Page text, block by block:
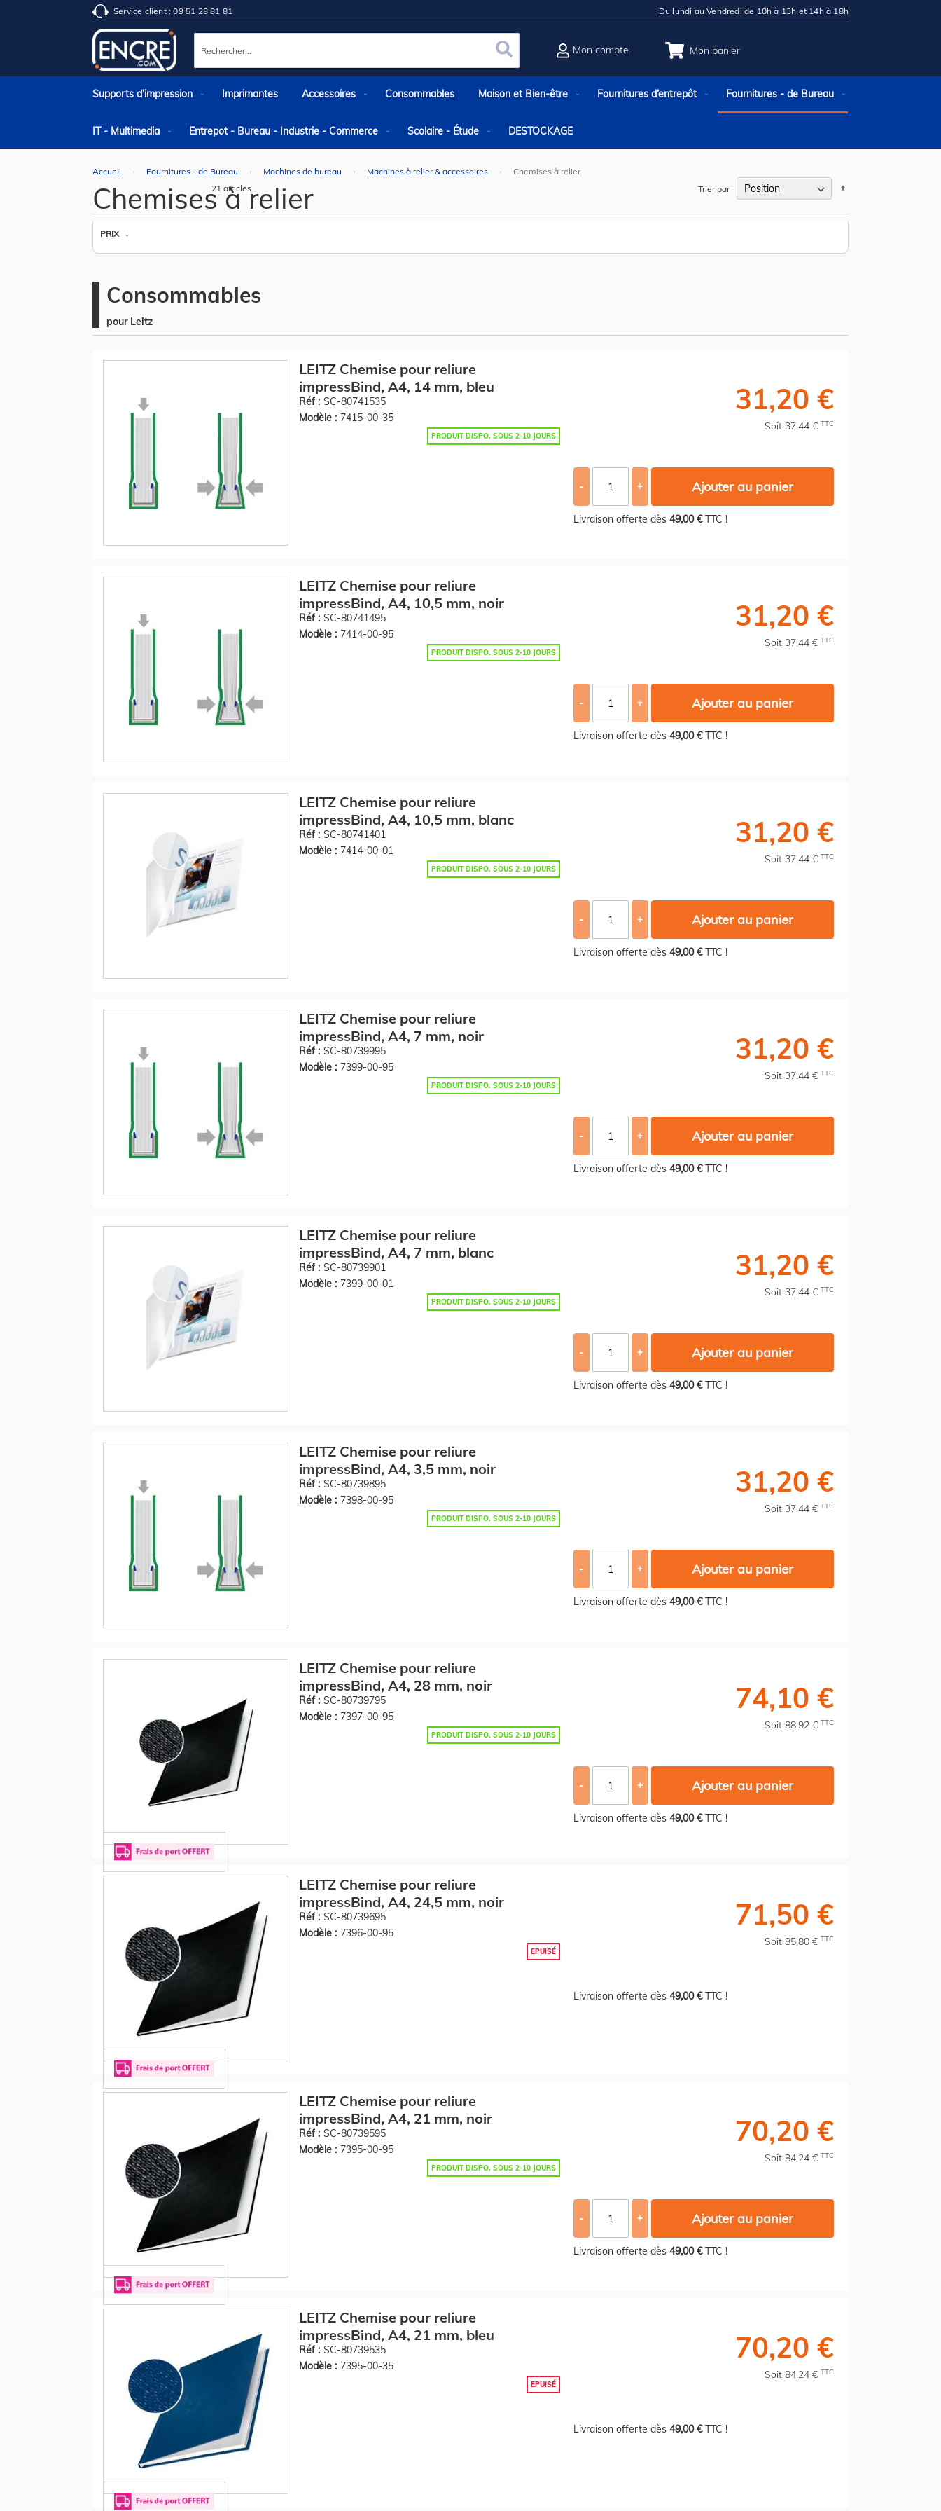
Service client : 09 51 28 81 81 Du lundi au Vendredi de 10h à 13h et 14h à 18h
Mon panier
Rechercher Rechercher
Mon compte
Supports d’impression Imprimantes Accessoires Consommables Maison et Bien-être Fournitures d’entrepôt Fournitures - de Bureau
IT - Multimedia Entrepot - Bureau - Industrie - Commerce Scolaire - Étude DESTOCKAGE
Accueil Fournitures - de Bureau Machines de bureau Machines à relier & accessoires Chemises à relier
Chemises à relier
PRIX
21 articles Trier par
Consommables
pour Leitz
LEITZ Chemise pour reliure
impressBind, A4, 14 mm, bleu
Réf : SC-80741535
Modèle : 7415-00-35
PRODUIT DISPO. SOUS 2-10 JOURS
31,20 €
Soit 37,44 € TTC
- + Ajouter au panier
Livraison offerte dès 49,00 €TTC !
LEITZ Chemise pour reliure
impressBind, A4, 10,5 mm, noir
Réf : SC-80741495
Modèle : 7414-00-95
PRODUIT DISPO. SOUS 2-10 JOURS
31,20 €
Soit 37,44 € TTC
- + Ajouter au panier
Livraison offerte dès 49,00 €TTC !
LEITZ Chemise pour reliure
impressBind, A4, 10,5 mm, blanc
Réf : SC-80741401
Modèle : 7414-00-01
PRODUIT DISPO. SOUS 2-10 JOURS
31,20 €
Soit 37,44 € TTC
- + Ajouter au panier
Livraison offerte dès 49,00 €TTC !
LEITZ Chemise pour reliure
impressBind, A4, 7 mm, noir
Réf : SC-80739995
Modèle : 7399-00-95
PRODUIT DISPO. SOUS 2-10 JOURS
31,20 €
Soit 37,44 € TTC
- + Ajouter au panier
Livraison offerte dès 49,00 €TTC !
LEITZ Chemise pour reliure
impressBind, A4, 7 mm, blanc
Réf : SC-80739901
Modèle : 7399-00-01
PRODUIT DISPO. SOUS 2-10 JOURS
31,20 €
Soit 37,44 € TTC
- + Ajouter au panier
Livraison offerte dès 49,00 €TTC !
LEITZ Chemise pour reliure
impressBind, A4, 3,5 mm, noir
Réf : SC-80739895
Modèle : 7398-00-95
PRODUIT DISPO. SOUS 2-10 JOURS
31,20 €
Soit 37,44 € TTC
- + Ajouter au panier
Livraison offerte dès 49,00 €TTC !
LEITZ Chemise pour reliure
impressBind, A4, 28 mm, noir
Réf : SC-80739795
Modèle : 7397-00-95
PRODUIT DISPO. SOUS 2-10 JOURS
74,10 €
Soit 88,92 € TTC
- + Ajouter au panier
Livraison offerte dès 49,00 €TTC !
LEITZ Chemise pour reliure
impressBind, A4, 24,5 mm, noir
Réf : SC-80739695
Modèle : 7396-00-95
EPUISÉ
71,50 €
Soit 85,80 € TTC
Livraison offerte dès 49,00 €TTC !
LEITZ Chemise pour reliure
impressBind, A4, 21 mm, noir
Réf : SC-80739595
Modèle : 7395-00-95
PRODUIT DISPO. SOUS 2-10 JOURS
70,20 €
Soit 84,24 € TTC
- + Ajouter au panier
Livraison offerte dès 49,00 €TTC !
LEITZ Chemise pour reliure
impressBind, A4, 21 mm, bleu
Réf : SC-80739535
Modèle : 7395-00-35
EPUISÉ
70,20 €
Soit 84,24 € TTC
Livraison offerte dès 49,00 €TTC !